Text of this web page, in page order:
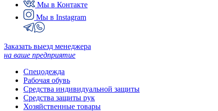
Мы в Контакте
Мы в Instagram
Заказать выезд менеджера
на ваше предприятие
Спецодежда
Рабочая обувь
Средства индивидуальной защиты
Средства защиты рук
Хозяйственные товары